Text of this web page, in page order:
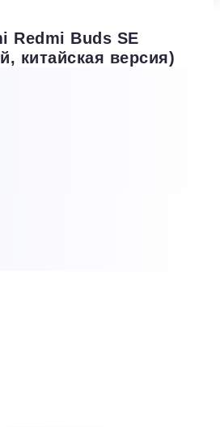
Redmi Buds SE
китайская версия)